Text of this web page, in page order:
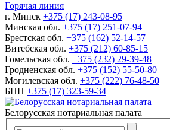
Горячая линия
г. Минск +375 (17) 243-08-95
Минская обл. +375 (17) 251-07-94
Брестская обл. +375 (162) 52-14-57
Витебская обл. +375 (212) 60-85-15
Гомельская обл. +375 (232) 29-39-48
Гродненская обл. +375 (152) 55-50-80
Могилевская обл. +375 (222) 76-48-50
БНП +375 (17) 323-59-34
Белорусская нотариальная палата